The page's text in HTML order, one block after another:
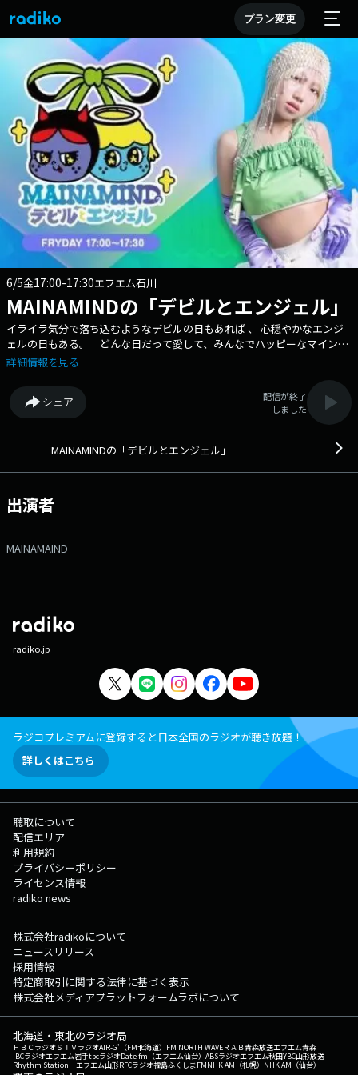
プラン変更
6/5金17:00-17:30エフエム石川
MAINAMINDの「デビルとエンジェル」
イライラ気分で落ち込むようなデビルの日もあれば 、 心穏やかなエンジ
ェルの日もある。 どんな日だって愛して、みんなでハッピーなマインド
になろう❤ 「愛」をテーマに活動するMAINAMINDが、最近の出来事や気
す ♪ ゲストコーナーでは、「デビルorエンジェル」トークを展開しなが
ら、 ゲストの活動やキャラクターを深堀りしていきます。
詳細情報を見る
シェア
配信が終了
しました
MAINAMINDの「デビルとエンジェル」
出演者
MAINAMAIND
radiko.jp
ラジコプレミアムに登録すると日本全国のラジオが聴き放題！
詳しくはこちら
聴取について
配信エリア
利用規約
プライバシーポリシー
ライセンス情報
radiko news
株式会社radikoについて
ニュースリリース
採用情報
特定商取引に関する法律に基づく表示
株式会社メディアプラットフォームラボについて
北海道・東北のラジオ局
ＨＢＣラジオＳＴＶラジオAIR-G'（FM北海道） FM NORTH WAVEＲＡＢ青森放送エフエム青森
IBCラジオエフエム岩手tbcラジオDate fm（エフエム仙台） ABSラジオエフエム秋田YBC山形放送
Rhythm Station エフエム山形RFCラジオ福島ふくしまFMNHK AM（札幌） NHK AM（仙台）